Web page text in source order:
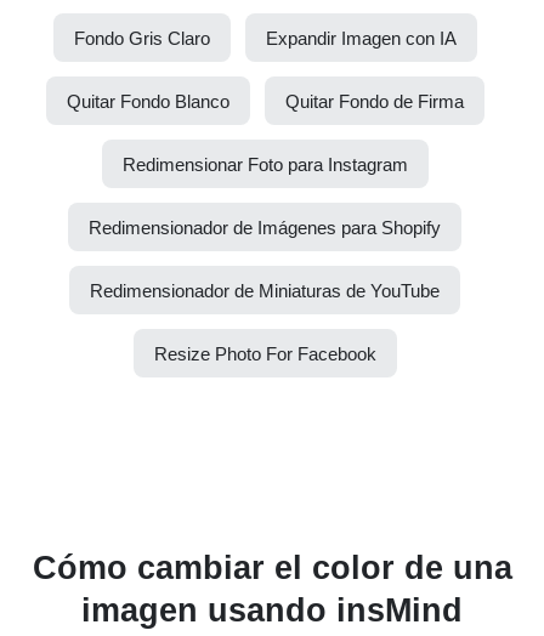
Fondo Gris Claro Expandir Imagen con IA
Quitar Fondo Blanco Quitar Fondo de Firma
Redimensionar Foto para Instagram
Redimensionador de Imágenes para Shopify
Redimensionador de Miniaturas de YouTube
Resize Photo For Facebook
Cómo cambiar el color de una
imagen usando insMind